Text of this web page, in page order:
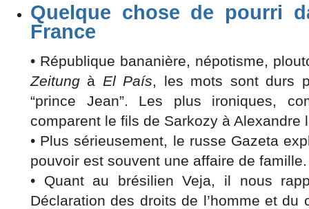
Quelque chose de pourri
France
• République bananière, népotisme,
Zeitung à El País, les mots sont durs
“prince Jean”. Les plus ironiques,
comparent le fils de Sarkozy à Alexandre
• Plus sé­rieusement, le russe Gazeta
pouvoir est souvent une affaire de famille.
• Quant au brésilien Veja, il nous
Déclaration des droits de l’homme et du